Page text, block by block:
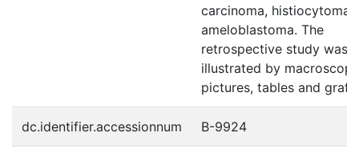
carcinoma, histiocytoma
ameloblastoma. The
retrospective study was
illustrated by
pictures, tables and
dc.identifier.accessionnum B-9924